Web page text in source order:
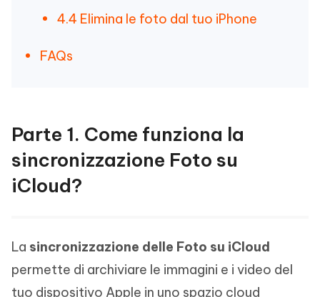
4.4 Elimina le foto dal tuo iPhone
FAQs
Parte 1. Come funziona la
sincronizzazione Foto su
iCloud?
La sincronizzazione delle Foto su iCloud
permette di archiviare le immagini e i video del
tuo dispositivo Apple in uno spazio cloud